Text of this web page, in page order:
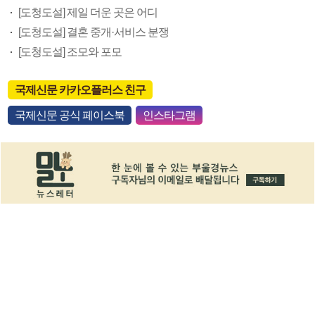
[도청도설] 제일 더운 곳은 어디
[도청도설] 결혼 중개·서비스 분쟁
[도청도설] 조모와 포모
국제신문 카카오플러스 친구
국제신문 공식 페이스북 인스타그램